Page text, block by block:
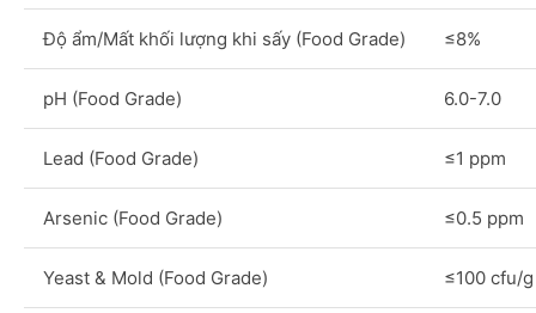
Độ ẩm/Mất khối lượng khi sấy (Food Grade) ≤8%
pH (Food Grade) 6.0-7.0
Lead (Food Grade) ≤1 ppm
Arsenic (Food Grade) ≤0.5 ppm
Yeast & Mold (Food Grade) ≤100 cfu/g